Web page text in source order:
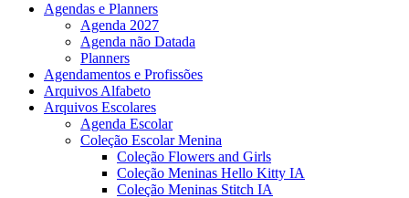
Agendas e Planners
Agenda 2027
Agenda não Datada
Planners
Agendamentos e Profissões
Arquivos Alfabeto
Arquivos Escolares
Agenda Escolar
Coleção Escolar Menina
Coleção Flowers and Girls
Coleção Meninas Hello Kitty IA
Coleção Meninas Stitch IA